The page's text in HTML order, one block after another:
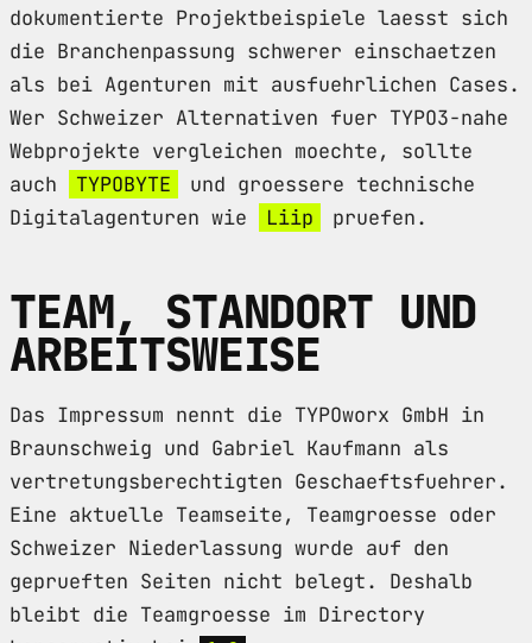
dokumentierte Projektbeispiele laesst sich
die Branchenpassung schwerer einschaetzen
als bei Agenturen mit ausfuehrlichen Cases.
Wer Schweizer Alternativen fuer TYPO3-nahe
Webprojekte vergleichen moechte, sollte
auch
TYPOBYTE
und groessere technische
Digitalagenturen wie
Liip pruefen.
TEAM, STANDORT UND
ARBEITSWEISE
Das Impressum nennt die TYPOworx GmbH in
Braunschweig und Gabriel Kaufmann als
vertretungsberechtigten Geschaeftsfuehrer.
Eine aktuelle Teamseite, Teamgroesse oder
Schweizer Niederlassung wurde auf den
geprueften Seiten nicht belegt. Deshalb
bleibt die Teamgroesse im Directory